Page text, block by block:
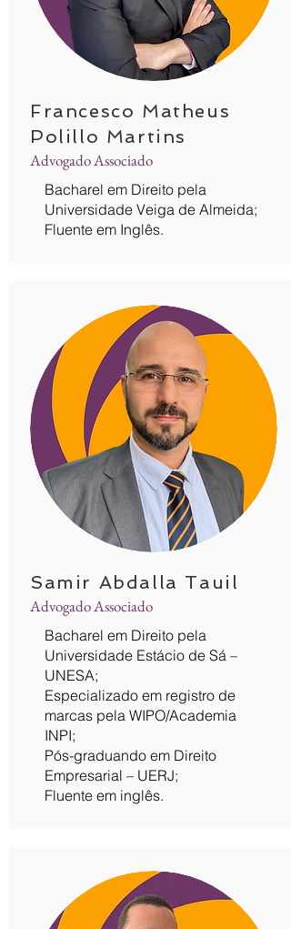
Francesco Matheus
Polillo Martins
Advogado Associado
Bacharel em Direito pela
Universidade Veiga de Almeida;
Fluente em Inglês.
Samir Abdalla Tauil
Advogado Associado
Bacharel em Direito pela
Universidade Estácio de Sá –
UNESA;
Especializado em registro de
marcas pela WIPO/Academia
INPI;
Pós-graduando em Direito
Empresarial – UERJ;
Fluente em inglês.